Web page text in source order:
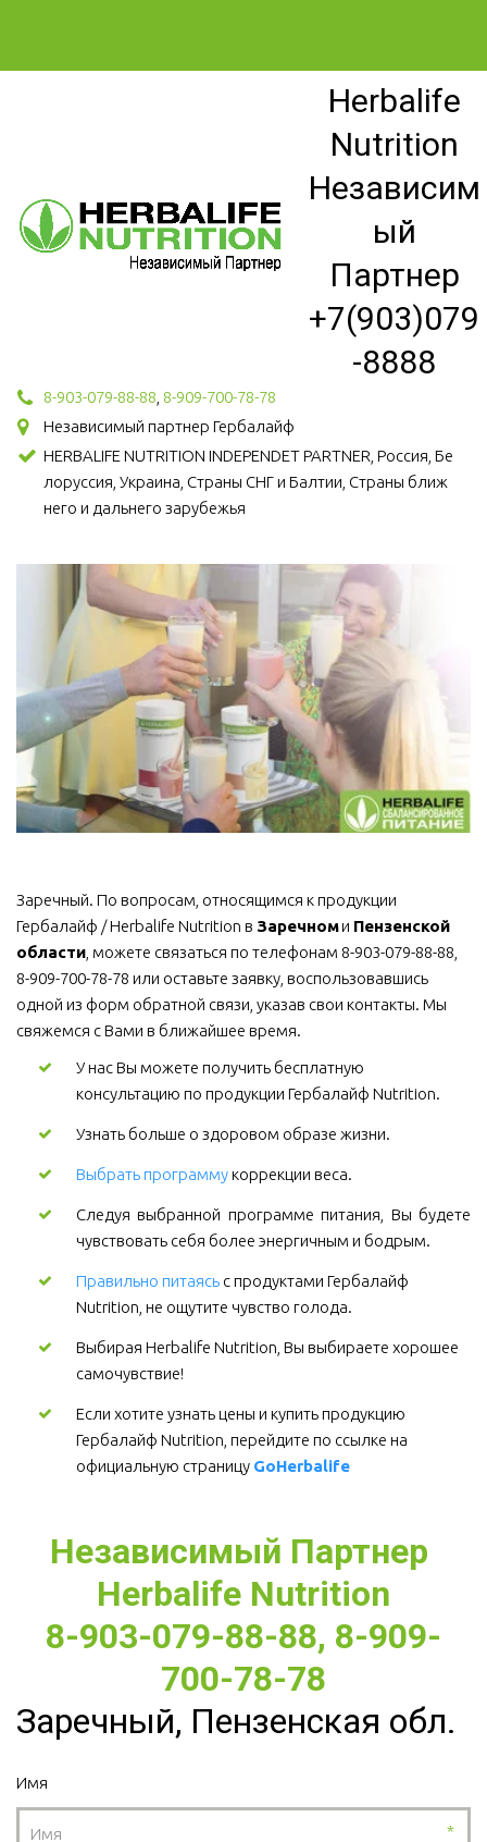
Herbalife
Nutrition
Независим
ый
Партнер
+7(903)079
-8888
8-903-079-88-88 8-909-700-78-78
Независимый партнер Гербалайф
HERBALIFE NUTRITION INDEPENDET PARTNER, Россия, Бе
лоруссия, Украина, Страны СНГ и Балтии, Страны ближ
него и дальнего зарубежья
Заречный. По вопросам, относящимся к продукции
Гербалайф / Herbalife Nutrition в Заречном и Пензенской
области, можете связаться по телефонам 8-903-079-88-88,
8-909-700-78-78 или оставьте заявку, воспользовавшись
одной из форм обратной связи, указав свои контакты. Мы
свяжемся с Вами в ближайшее время.
У нас Вы можете получить бесплатную
консультацию по продукции Гербалайф Nutrition.
Узнать больше о здоровом образе жизни.
Выбрать программукоррекции веса.
Следуя выбранной программе питания, Вы будете
чувствовать себя более энергичным и бодрым.
Правильно питаясь с продуктами Гербалайф
Nutrition, не ощутите чувство голода.
Выбирая Herbalife Nutrition, Вы выбираете хорошее
самочувствие!
Если хотите узнать цены и купить продукцию
Гербалайф Nutrition, перейдите по ссылке на
официальную страницу GoHerbalife
Независимый Партнер
Herbalife Nutrition
8-903-079-88-88, 8-909-
700-78-78
Заречный, Пензенская обл.
Имя
*